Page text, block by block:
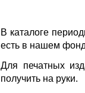
В каталоге
есть в нашем
Для печатных
получить на руки.